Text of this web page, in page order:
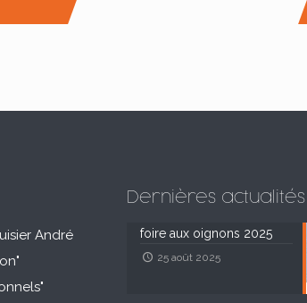
André
Dernières actualités
foire aux oignons 2025
25 août 2025